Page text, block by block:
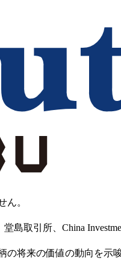
ん。
取引所、China
将来の価値の動向を示